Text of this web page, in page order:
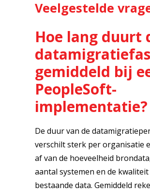
Veelgestelde
Hoe lang duurt
gemiddeld bij
PeopleSoft-
implementatie?
De duur van de
verschilt sterk per organisatie
af van de hoeveelheid
aantal systemen en de kwaliteit
bestaande data. Gemiddeld